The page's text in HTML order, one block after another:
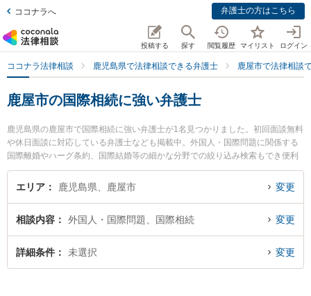
ココナラへ 弁護士の方はこちら
投稿する 探す 閲覧履歴 マイリスト ログイン
ココナラ法律相談 鹿児島県で法律相談できる弁護士 鹿屋市で法律相談
鹿屋市の国際相続に強い弁護士
鹿児島県の鹿屋市で国際相続に強い弁護士が1名見つかりました。初回面談無料
や休日面談に対応している弁護士なども掲載中。外国人・国際問題に関係する
国際離婚やハーグ条約、国際結婚等の細かな分野での絞り込み検索もでき便利
です。特に堂薗法律事務所の堂薗 広弁護士のプロフィール情報や弁護士費用、
強みなどが注目されています。『鹿屋市で土日や夜間に発生した国際相続のト
屋市内の弁護士に相談予約したい』などでお困りの相談者さんにおすすめで
す。
エリア 鹿児島県、鹿屋市 変更
相談内容 外国人・国際問題、国際相続 変更
詳細条件 未選択 変更